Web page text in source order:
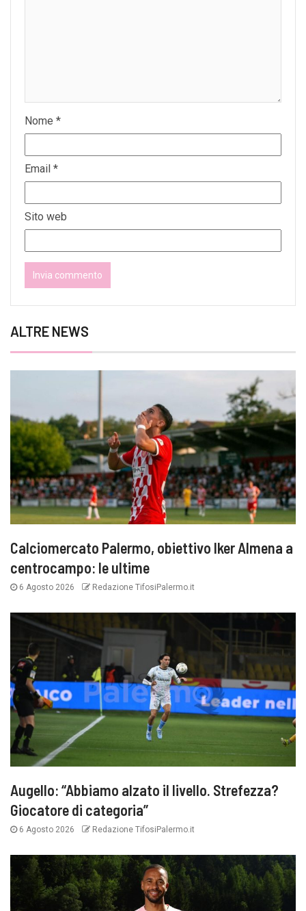
Nome *
Email *
Sito web
ALTRE NEWS
Calciomercato Palermo, obiettivo Iker Almena a
centrocampo: le ultime
6 Agosto 2026 Redazione TifosiPalermo.it
Augello: “Abbiamo alzato il livello. Strefezza?
Giocatore di categoria”
6 Agosto 2026 Redazione TifosiPalermo.it